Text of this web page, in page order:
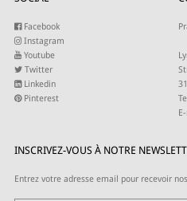
Facebook
Instagram
Youtube
Twitter
Linkedin
Pinterest
INSCRIVEZ-VOUS À NOTRE
Entrez votre adresse email pour recevoir